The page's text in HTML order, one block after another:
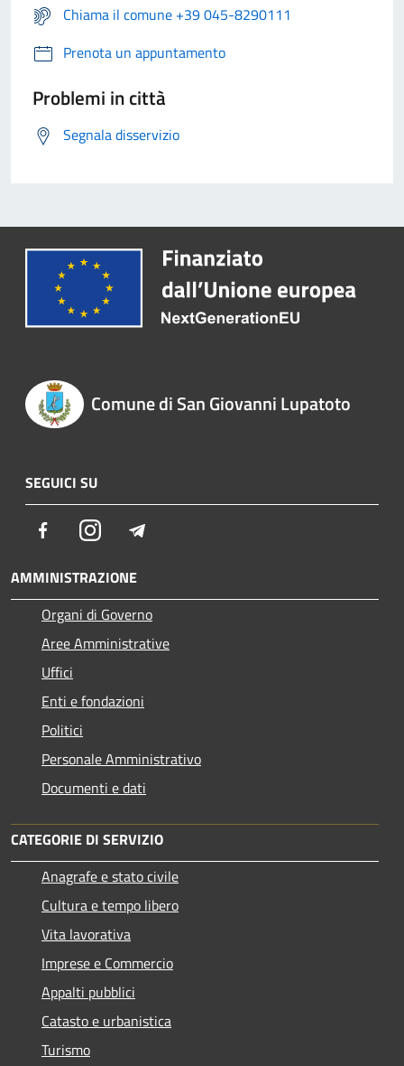
Chiama il comune +39 045-8290111
Prenota un appuntamento
Problemi in città
Segnala disservizio
Comune di San Giovanni Lupatoto
SEGUICI SU
FacebookInstagram
AMMINISTRAZIONE
Organi di Governo
Aree Amministrative
Uffici
Enti e fondazioni
Politici
Personale Amministrativo
Documenti e dati
CATEGORIE DI SERVIZIO
Anagrafe e stato civile
Cultura e tempo libero
Vita lavorativa
Imprese e Commercio
Appalti pubblici
Catasto e urbanistica
Turismo